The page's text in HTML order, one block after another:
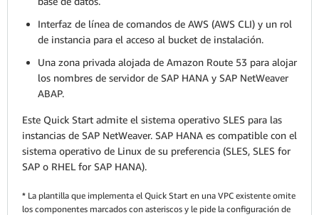
Interfaz de línea de comandos de AWS (AWS CLI) y un rol
de instancia para el acceso al bucket de instalación.
Una zona privada alojada de Amazon Route 53 para alojar
los nombres de servidor de SAP HANA y SAP NetWeaver
ABAP.
Este Quick Start admite el sistema operativo SLES para las
instancias de SAP NetWeaver. SAP HANA es compatible con el
sistema operativo de Linux de su preferencia (SLES, SLES for
SAP o RHEL for SAP HANA).
* La plantilla que implementa el Quick Start en una VPC existente omite
los componentes marcados con asteriscos y le pide la configuración de